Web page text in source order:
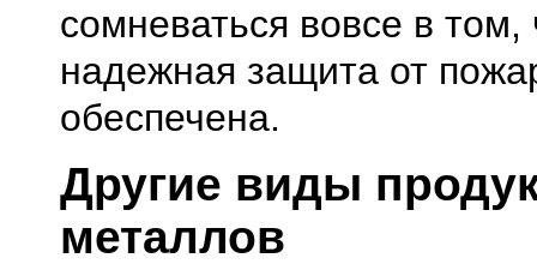
сомневаться вовсе в том,
надежная защита от
обеспечена.
Другие виды
металлов